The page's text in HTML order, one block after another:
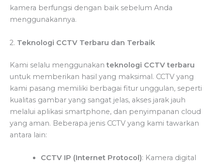
kamera berfungsi dengan baik sebelum Anda
menggunakannya.
2. Teknologi CCTV Terbaru dan Terbaik
Kami selalu menggunakanteknologi CCTV terbaru
untuk memberikan hasil yang maksimal. CCTV yang
kami pasang memiliki berbagai fitur unggulan, seperti
kualitas gambar yang sangat jelas, akses jarak jauh
melalui aplikasi smartphone, dan penyimpanan cloud
yang aman. Beberapa jenis CCTV yang kami tawarkan
antara lain:
CCTV IP (Internet Protocol): Kamera digital